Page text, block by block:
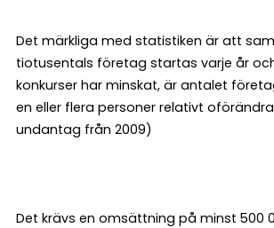
Det märkliga med statistiken är att
tiotusentals företag startas varje år
konkurser har minskat, är antalet
en eller flera personer relativt
undantag från 2009)
Det krävs en omsättning på minst 500